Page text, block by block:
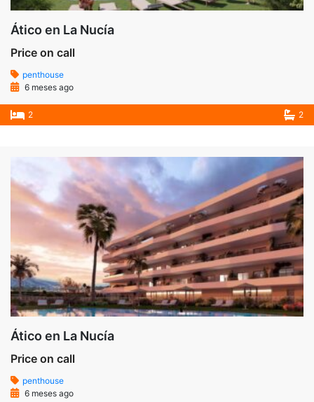
Ático en La Nucía
Price on call
penthouse
6 meses ago
2 2
Ático en La Nucía
Price on call
penthouse
6 meses ago